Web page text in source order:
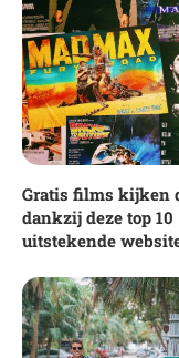
Gratis films kijken
dankzij deze top 10
uitstekende